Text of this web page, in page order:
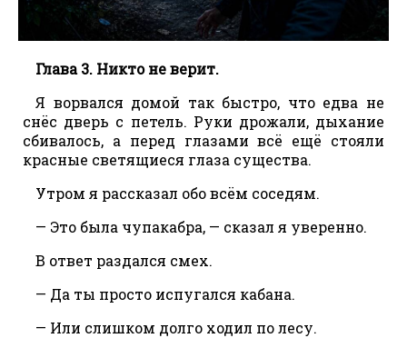
Глава 3. Никто не верит.
Я ворвался домой так быстро, что едва не
снёс дверь с петель. Руки дрожали, дыхание
сбивалось, а перед глазами всё ещё стояли
красные светящиеся глаза существа.
Утром я рассказал обо всём соседям.
— Это была чупакабра, — сказал я уверенно.
В ответ раздался смех.
— Да ты просто испугался кабана.
— Или слишком долго ходил по лесу.